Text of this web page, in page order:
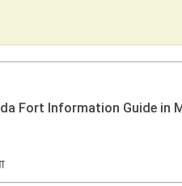
Fort Information Guide in